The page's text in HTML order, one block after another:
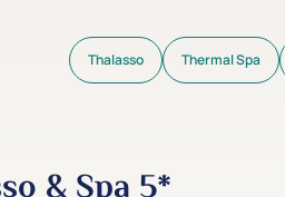
Thalasso Thermal Spa